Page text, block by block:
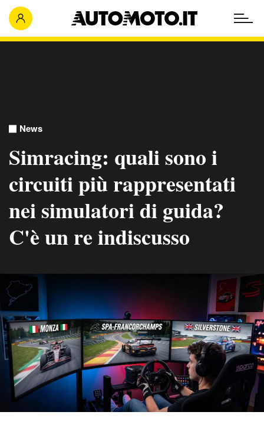
News
Simracing: quali sono i
circuiti più rappresentati
nei simulatori di guida?
C'è un re indiscusso